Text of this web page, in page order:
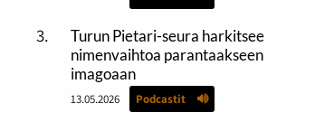
Turun Pietari-seura harkitsee
nimenvaihtoa parantaakseen
imagoaan
13.05.2026 Podcastit